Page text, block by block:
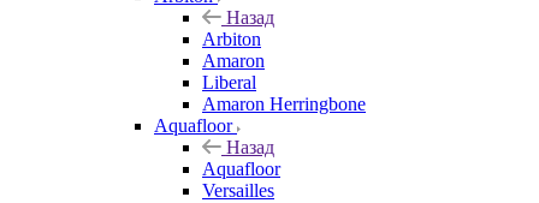
Назад
Arbiton
Amaron
Liberal
Amaron Herringbone
Aquafloor
Назад
Aquafloor
Versailles